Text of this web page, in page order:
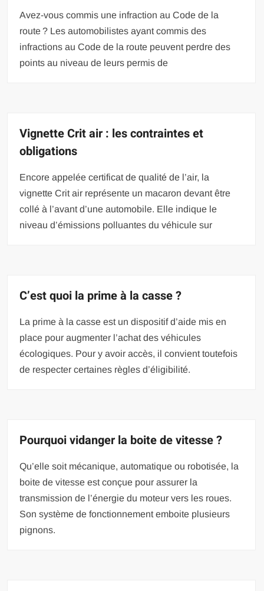
Avez-vous commis une infraction au Code de la
route ? Les automobilistes ayant commis des
infractions au Code de la route peuvent perdre des
points au niveau de leurs permis de
Vignette Crit air : les contraintes et
obligations
Encore appelée certificat de qualité de l’air, la
vignette Crit air représente un macaron devant être
collé à l’avant d’une automobile. Elle indique le
niveau d’émissions polluantes du véhicule sur
C’est quoi la prime à la casse ?
La prime à la casse est un dispositif d’aide mis en
place pour augmenter l’achat des véhicules
écologiques. Pour y avoir accès, il convient toutefois
de respecter certaines règles d’éligibilité.
Pourquoi vidanger la boite de vitesse ?
Qu’elle soit mécanique, automatique ou robotisée, la
boite de vitesse est conçue pour assurer la
transmission de l’énergie du moteur vers les roues.
Son système de fonctionnement emboite plusieurs
pignons.